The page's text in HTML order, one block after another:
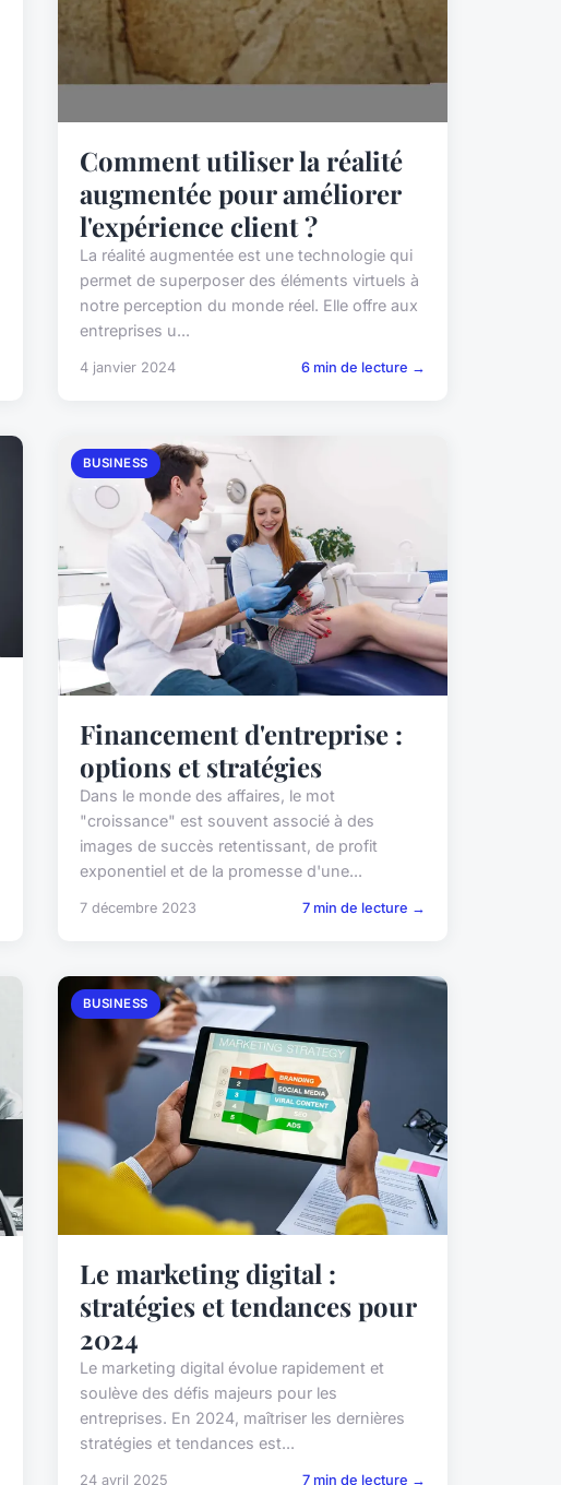
Comment utiliser la réalité
augmentée pour améliorer
l'expérience client ?
La réalité augmentée est une technologie qui
permet de superposer des éléments virtuels à
notre perception du monde réel. Elle offre aux
entreprises u...
4 janvier 2024 6 min de lecture →
BUSINESS
Financement d'entreprise :
options et stratégies
Dans le monde des affaires, le mot
"croissance" est souvent associé à des
images de succès retentissant, de profit
exponentiel et de la promesse d'une...
7 décembre 2023 7 min de lecture →
BUSINESS
Le marketing digital :
stratégies et tendances pour
2024
Le marketing digital évolue rapidement et
soulève des défis majeurs pour les
entreprises. En 2024, maîtriser les dernières
stratégies et tendances est...
24 avril 2025 7 min de lecture →